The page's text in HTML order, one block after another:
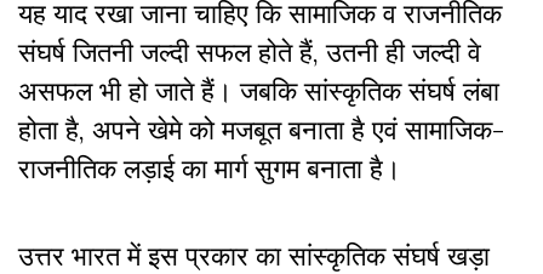
यह याद रखा जाना चाहिए कि सामाजिक व राजनीतिक
संघर्ष जितनी जल्दी सफल होते हैं, उतनी ही जल्दी वे
असफल भी हो जाते हैं। जबकि सांस्कृतिक संघर्ष लंबा
होता है, अपने खेमे को मजबूत बनाता है एवं सामाजिक-
राजनीतिक लड़ाई का मार्ग सुगम बनाता है।
उत्तर भारत में इस प्रकार का सांस्कृतिक संघर्ष खड़ा